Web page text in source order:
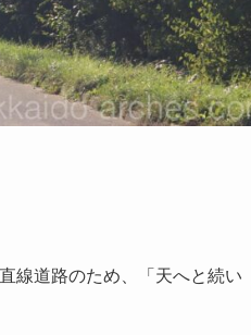
線道路のため、「天へと続い